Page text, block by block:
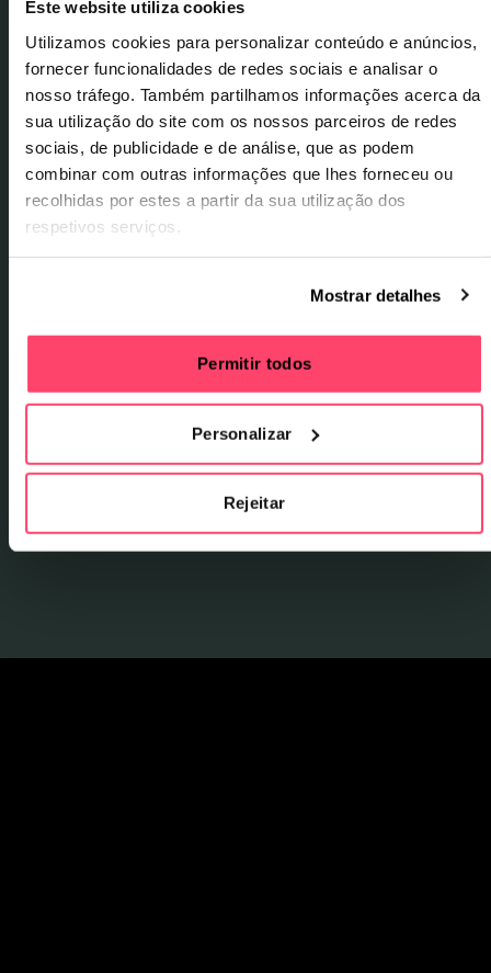
Este website utiliza cookies
Utilizamos cookies para personalizar conteúdo e anúncios,
fornecer funcionalidades de redes sociais e analisar o
nosso tráfego. Também partilhamos informações acerca da
sua utilização do site com os nossos parceiros de redes
sociais, de publicidade e de análise, que as podem
combinar com outras informações que lhes forneceu ou
recolhidas por estes a partir da sua utilização dos
respetivos serviços.
Mostrar detalhes
Permitir todos
Personalizar
Rejeitar
para apresentar um álbum inédito, editado em
conjunto, onde celebram as raízes ancestrais da
língua portuguesa.